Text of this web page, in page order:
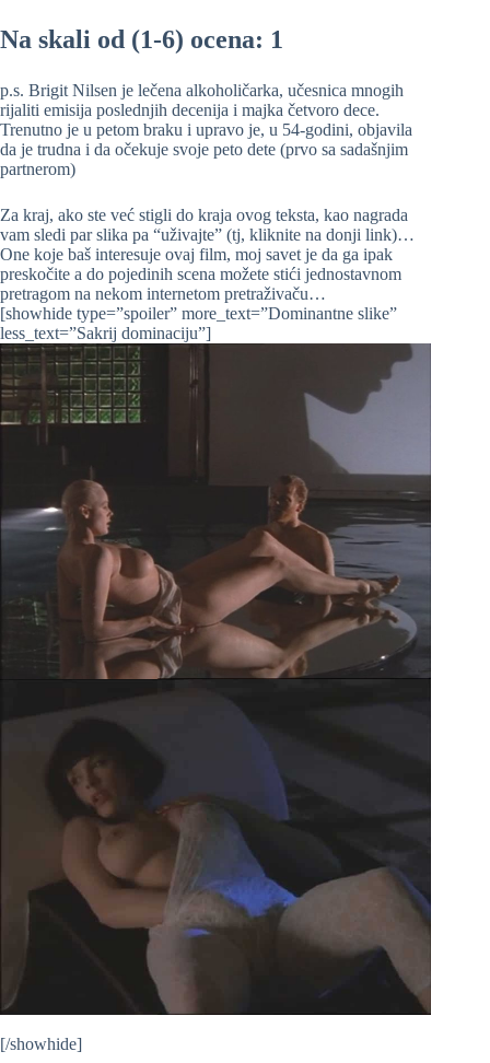
Na skali od (1-6) ocena: 1
p.s. Brigit Nilsen je lečena alkoholičarka, učesnica mnogih
rijaliti emisija poslednjih decenija i majka četvoro dece.
Trenutno je u petom braku i upravo je, u 54-godini, objavila
da je trudna i da očekuje svoje peto dete (prvo sa sadašnjim
partnerom)
Za kraj, ako ste već stigli do kraja ovog teksta, kao nagrada
vam sledi par slika pa “uživajte” (tj, kliknite na donji link)…
One koje baš interesuje ovaj film, moj savet je da ga ipak
preskočite a do pojedinih scena možete stići jednostavnom
pretragom na nekom internetom pretraživaču…
[showhide type=”spoiler” more_text=”Dominantne slike”
less_text=”Sakrij dominaciju”]
[/showhide]